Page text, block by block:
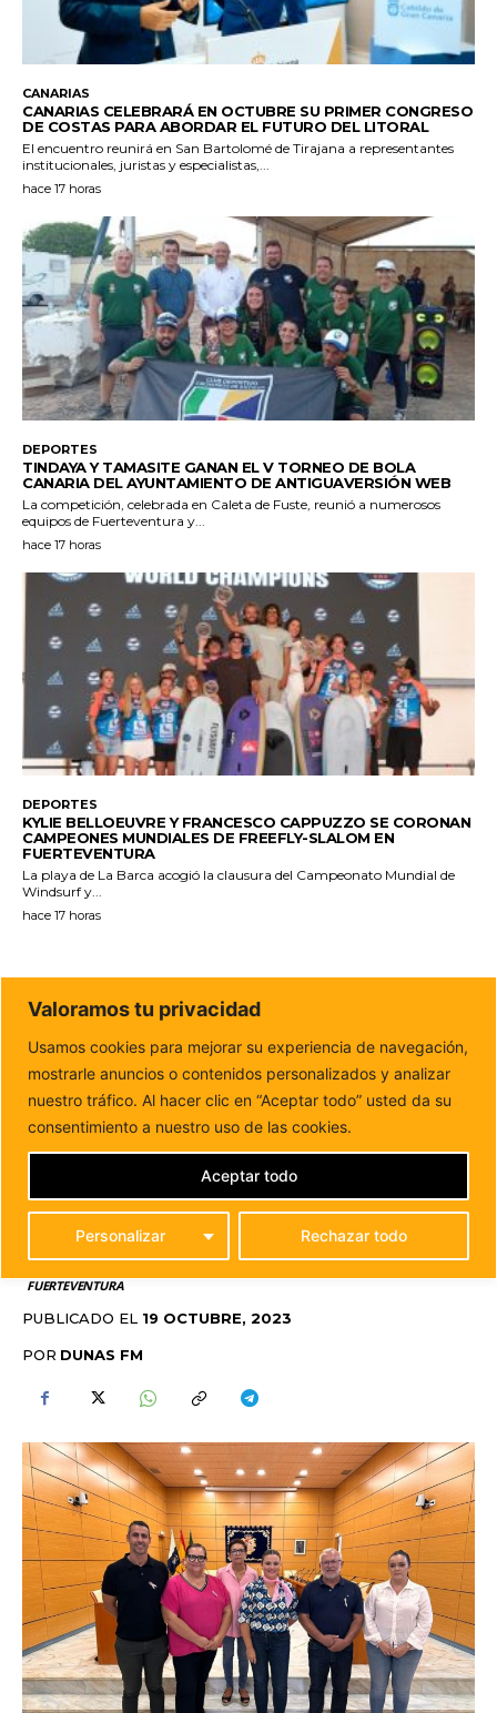
CANARIAS
CANARIAS CELEBRARÁ EN OCTUBRE SU PRIMER CONGRESO
DE COSTAS PARA ABORDAR EL FUTURO DEL LITORAL
El encuentro reunirá en San Bartolomé de Tirajana a representantes
institucionales, juristas y especialistas,...
hace 17 horas
DEPORTES
TINDAYA Y TAMASITE GANAN EL V TORNEO DE BOLA
CANARIA DEL AYUNTAMIENTO DE ANTIGUAVERSIÓN WEB
La competición, celebrada en Caleta de Fuste, reunió a numerosos
equipos de Fuerteventura y...
hace 17 horas
DEPORTES
KYLIE BELLOEUVRE Y FRANCESCO CAPPUZZO SE CORONAN
CAMPEONES MUNDIALES DE FREEFLY-SLALOM EN
FUERTEVENTURA
La playa de La Barca acogió la clausura del Campeonato Mundial de
Windsurf y...
hace 17 horas